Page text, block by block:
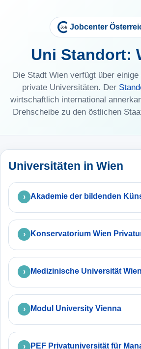
Jobcenter
Uni Standort:
Die Stadt Wien verfügt über
private Universitäten. Der
wirtschaftlich international
Drehscheibe zu den östlichen
Universitäten in Wien
Akademie der bildenden
Konservatorium Wien
Medizinische Universität Wien
Modul University Vienna
PEF Privatuniversität für